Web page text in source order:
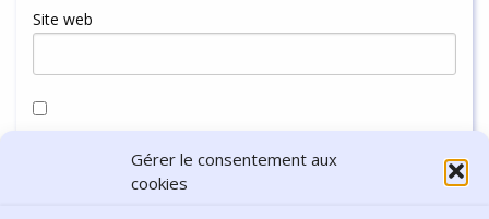
Gérer le consentement aux
cookies
Site web
navigateur pour mon prochain commentaire.